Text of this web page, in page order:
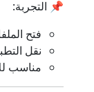
📌 التجربة:
فتح
نقل
مناسب